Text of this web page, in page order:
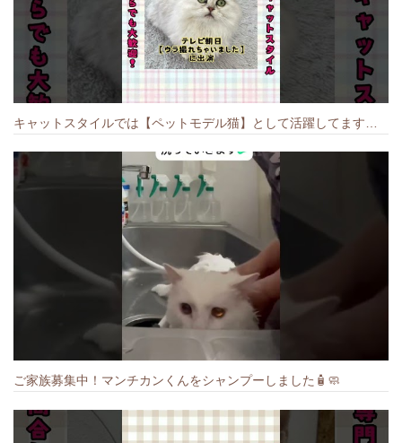
ご家族募集中！マンチカンくんをシャンプーしました🧴🧼